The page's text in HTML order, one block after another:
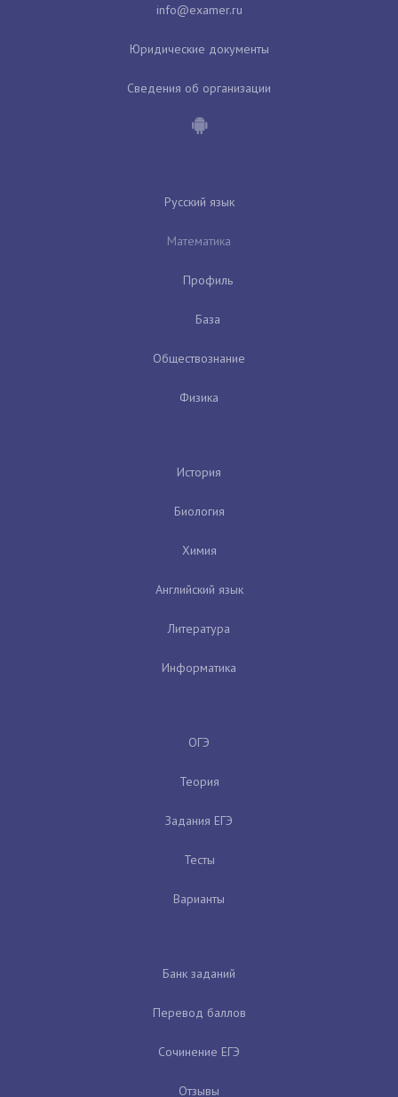
Юридические документы
Сведения об организации
Русский язык
Математика
Профиль
База
Обществознание
Физика
История
Биология
Химия
Английский язык
Литература
Информатика
ОГЭ
Теория
Задания ЕГЭ
Тесты
Варианты
Банк заданий
Перевод баллов
Сочинение ЕГЭ
Отзывы